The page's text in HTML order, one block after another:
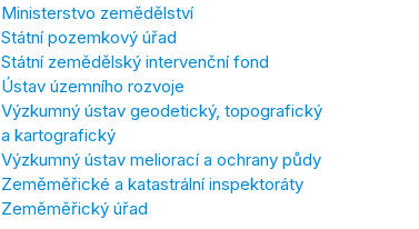
Ministerstvo zemědělství
Státní pozemkový úřad
Státní zemědělský intervenční fond
Ústav územního rozvoje
Výzkumný ústav geodetický, topografický
a kartografický
Výzkumný ústav meliorací a ochrany půdy
Zeměměřické a katastrální inspektoráty
Zeměměřický úřad